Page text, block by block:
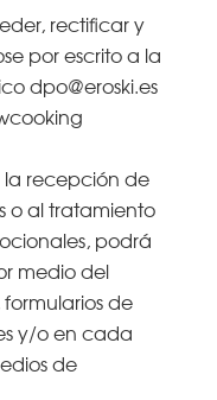
rectificar y
por escrito a la
dpo@eroski.es
la recepción de
o al tratamiento
podrá
medio del
de
y/o en cada
de